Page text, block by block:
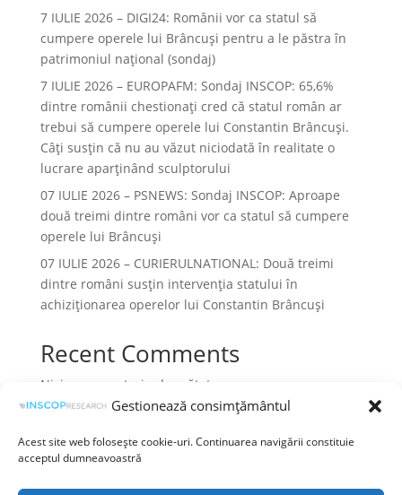
Gestionează consimțământul
Acest site web folosește cookie-uri. Continuarea navigării constituie
acceptul dumneavoastră
7 IULIE 2026 – DIGI24: Românii vor ca statul să
cumpere operele lui Brâncuși pentru a le păstra în
patrimoniul național (sondaj)
7 IULIE 2026 – EUROPAFM: Sondaj INSCOP: 65,6%
dintre românii chestionați cred că statul român ar
trebui să cumpere operele lui Constantin Brâncuși.
Câți susțin că nu au văzut niciodată în realitate o
lucrare aparținând sculptorului
07 IULIE 2026 – PSNEWS: Sondaj INSCOP: Aproape
două treimi dintre români vor ca statul să cumpere
operele lui Brâncuși
07 IULIE 2026 – CURIERULNATIONAL: Două treimi
dintre români susțin intervenția statului în
achiziționarea operelor lui Constantin Brâncuși
Recent Comments
Niciun comentariu de arătat.
Prelucrarea datelor cu caracter personal